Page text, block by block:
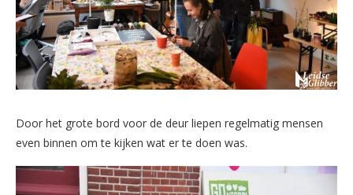
Door het grote bord voor de deur liepen regelmatig mensen
even binnen om te kijken wat er te doen was.